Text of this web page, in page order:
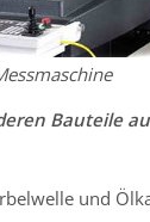
Bauteile
und